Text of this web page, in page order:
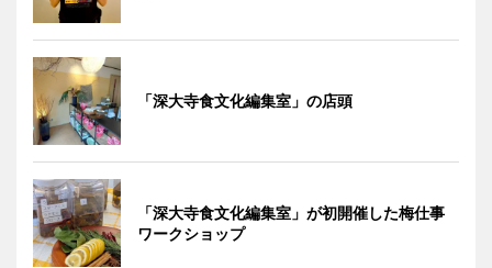
「深大寺食文化編集室」の店頭
「深大寺食文化編集室」が初開催した梅仕事
ワークショップ